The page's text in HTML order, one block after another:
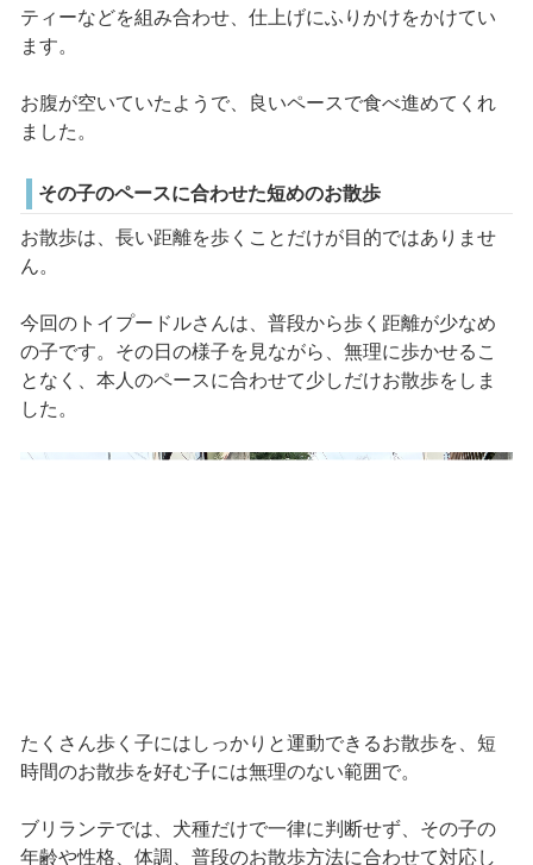
ティーなどを組み合わせ、仕上げにふりかけをかけてい
ます。
お腹が空いていたようで、良いペースで食べ進めてくれ
ました。
その子のペースに合わせた短めのお散歩
お散歩は、長い距離を歩くことだけが目的ではありませ
ん。
今回のトイプードルさんは、普段から歩く距離が少なめ
の子です。その日の様子を見ながら、無理に歩かせるこ
となく、本人のペースに合わせて少しだけお散歩をしま
した。
たくさん歩く子にはしっかりと運動できるお散歩を、短
時間のお散歩を好む子には無理のない範囲で。
ブリランテでは、犬種だけで一律に判断せず、その子の
年齢や性格、体調、普段のお散歩方法に合わせて対応し